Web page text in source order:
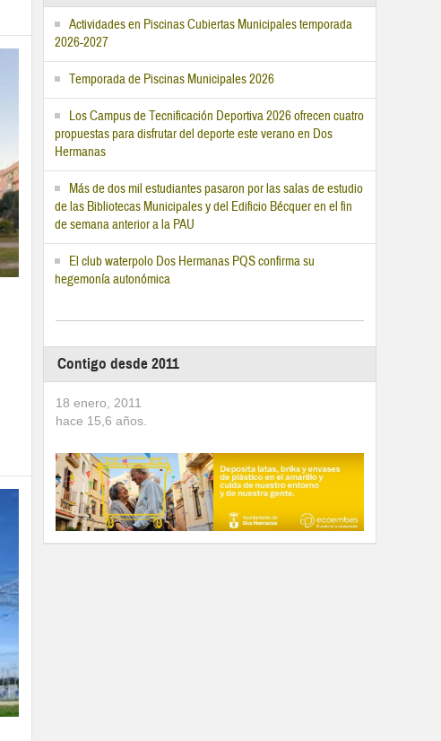
Actividades en Piscinas Cubiertas Municipales temporada
2026-2027
Temporada de Piscinas Municipales 2026
Los Campus de Tecnificación Deportiva 2026 ofrecen cuatro
propuestas para disfrutar del deporte este verano en Dos
Hermanas
Más de dos mil estudiantes pasaron por las salas de estudio
de las Bibliotecas Municipales y del Edificio Bécquer en el fin
de semana anterior a la PAU
El club waterpolo Dos Hermanas PQS confirma su
hegemonía autonómica
Contigo desde 2011
18 enero, 2011
hace 15,6 años.